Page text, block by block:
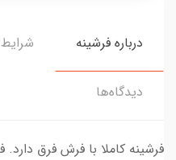
درباره فرشینه
دیدگاه‌ها
فرشینه کاملا با فرش فرق